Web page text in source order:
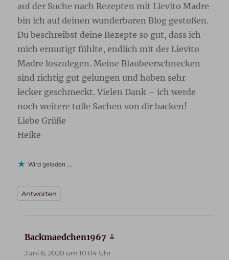
auf der Suche nach Rezepten mit Lievito Madre
bin ich auf deinen wunderbaren Blog gestoßen.
Du beschreibst deine Rezepte so gut, dass ich
mich ermutigt fühlte, endlich mit der Lievito
Madre loszulegen. Meine Blaubeerschnecken
sind richtig gut gelungen und haben sehr
lecker geschmeckt. Vielen Dank – ich werde
noch weitere tolle Sachen von dir backen!
Liebe Grüße
Heike
Wird geladen …
Antworten
Backmaedchen1967
Juni 6, 2020 um 10:04 Uhr